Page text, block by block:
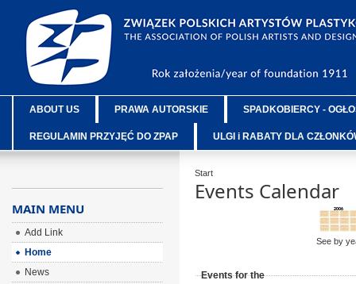
ABOUT US PRAWA AUTORSKIE SPADKOBIERCY -
REGULAMIN PRZYJĘĆ DO ZPAP ULGI i RABATY DLA
Start
Events Calendar
See by
Events for the
MAIN MENU
Add Link
Home
News